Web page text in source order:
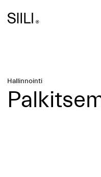
Hallinnointi